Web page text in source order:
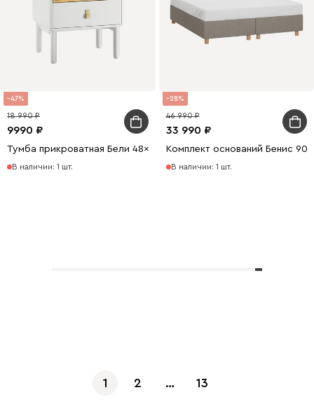
47
9990
18 990
Тумба прикроватная Бели 48x55 Белый
В наличии: 1 шт.
28
33 990
46 990
Комплект оснований Бенис 90
В наличии: 1 шт.
1 2 … 13